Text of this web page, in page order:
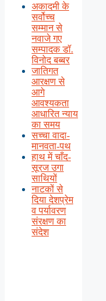
अकादमी के
सर्वोच्च
सम्मान से
नवाजे गए
सम्पादक डॉ.
विनोद बब्बर
जातिगत
आरक्षण से
आगे
आवश्यकता
आधारित न्याय
का समय
सच्चा वादा-
मानवता-पथ
हाथ में चाँद-
सूरज उगा
साथियों
नाटकों से
दिया देशप्रेम
व पर्यावरण
संरक्षण का
संदेश